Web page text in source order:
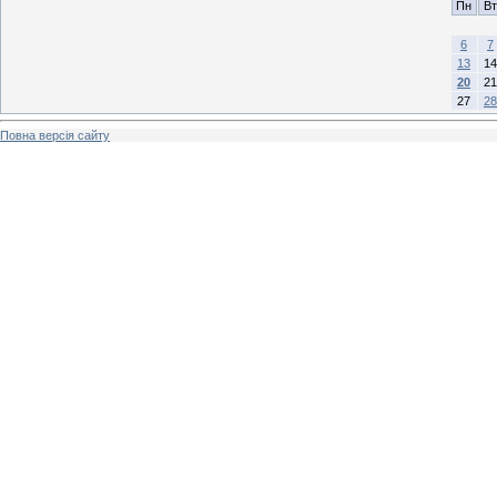
Пн Вт
6
7
13
14
20
21
27
28
Повна версія сайту